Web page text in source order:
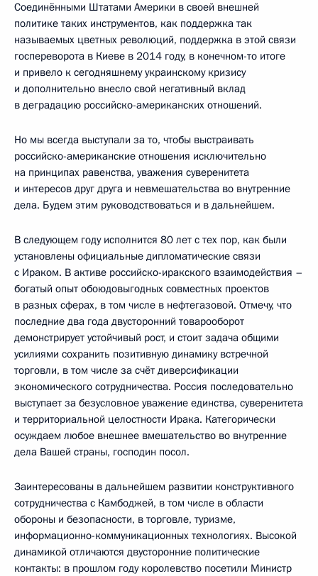
Соединёнными Штатами Америки в своей внешней
политике таких инструментов, как поддержка так
называемых цветных революций, поддержка в этой связи
госпереворота в Киеве в 2014 году, в конечном-то итоге
и привело к сегодняшнему украинскому кризису
и дополнительно внесло свой негативный вклад
в деградацию российско-американских отношений.
Но мы всегда выступали за то, чтобы выстраивать
российско-американские отношения исключительно
на принципах равенства, уважения суверенитета
и интересов друг друга и невмешательства во внутренние
дела. Будем этим руководствоваться и в дальнейшем.
В следующем году исполнится 80 лет с тех пор, как были
установлены официальные дипломатические связи
с Ираком. В активе российско-иракского взаимодействия –
богатый опыт обоюдовыгодных совместных проектов
в разных сферах, в том числе в нефтегазовой. Отмечу, что
последние два года двусторонний товарооборот
демонстрирует устойчивый рост, и стоит задача общими
усилиями сохранить позитивную динамику встречной
торговли, в том числе за счёт диверсификации
экономического сотрудничества. Россия последовательно
выступает за безусловное уважение единства, суверенитета
и территориальной целостности Ирака. Категорически
осуждаем любое внешнее вмешательство во внутренние
дела Вашей страны, господин посол.
Заинтересованы в дальнейшем развитии конструктивного
сотрудничества с Камбоджей, в том числе в области
обороны и безопасности, в торговле, туризме,
информационно-коммуникационных технологиях. Высокой
динамикой отличаются двусторонние политические
контакты: в прошлом году королевство посетили Министр